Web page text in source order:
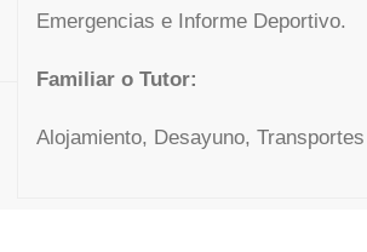
Emergencias e Informe Deportivo.
Familiar o Tutor:
Alojamiento, Desayuno,